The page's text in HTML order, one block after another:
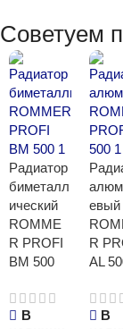
Советуем
Радиатор
биметалл
ический
ROMME
R PROFI
BM 500
В
евый
R
AL
В